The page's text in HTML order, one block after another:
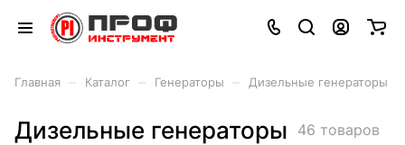
Главная Каталог Генераторы Дизельные генераторы
Дизельные генераторы 46 товаров